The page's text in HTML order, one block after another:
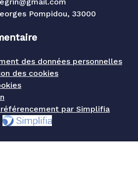
Pompidou, 33000
des données personnelles
des cookies
par Simplifia